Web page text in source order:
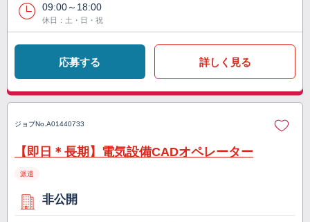
09:00～18:00
休日：土・日・祝
応募する 詳しく見る
ジョブNo. A01440733
【即日＊長期】電気設備CADオペレーター
派遣
非公開